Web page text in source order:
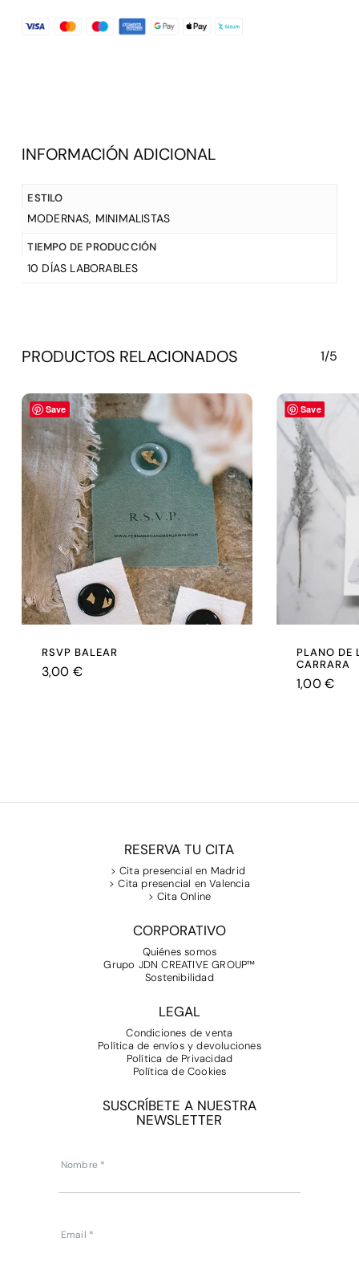
INFORMACIÓN ADICIONAL
ESTILO
MODERNAS, MINIMALISTAS
TIEMPO DE PRODUCCIÓN
10 DÍAS LABORABLES
PRODUCTOS RELACIONADOS 1/5
Save
RSVP BALEAR
3,00 €
Save
PLANO DE
CARRARA
1,00€
RESERVA TU CITA
> Cita presencial en Madrid
> Cita presencial en Valencia
> Cita Online
CORPORATIVO
Quiénes somos
Grupo JDN CREATIVE GROUP™
Sostenibilidad
LEGAL
Condiciones de venta
Política de envíos y devoluciones
Política de Privacidad
Política de Cookies
SUSCRÍBETE A NUESTRA
NEWSLETTER
Nombre *
Email *